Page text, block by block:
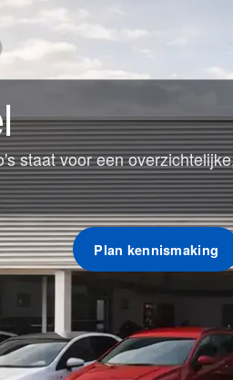
staat voor een
Plan kennismaking